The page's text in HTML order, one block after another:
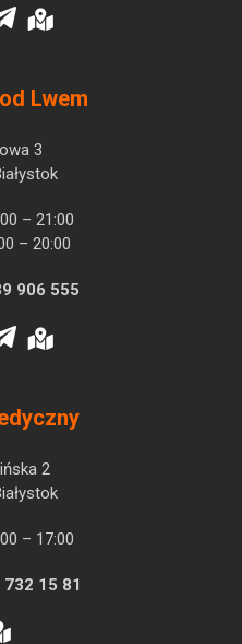
Lwem
3
– 21:00
– 20:00
906 555
2
– 17:00
15 81